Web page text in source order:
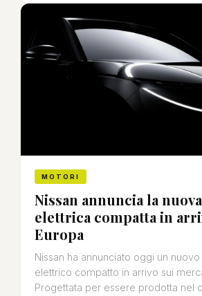
MOTORI
Nissan annuncia la
elettrica compatta in
Europa
Nissan ha annunciato oggi un
elettrico compatto in arrivo sui
Progettata per essere prodotta nel